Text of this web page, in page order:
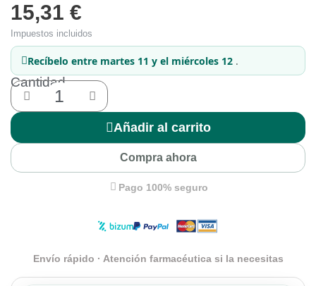
Salud
Salud
15,31 €
Impuestos incluidos
Recíbelo entre martes 11 y el miércoles 12 .
Cantidad
Añadir al carrito
Compra ahora
Pago 100% seguro
Envío rápido · Atención farmacéutica si la necesitas